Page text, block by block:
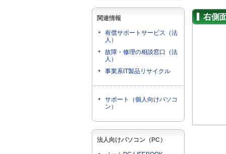
関連情報
有償サポートサービス（法
人）
故障・修理の相談窓口（法
人）
事業系IT製品リサイクル
サポート（個人向けパソコ
ン）
法人向けパソコン（PC）
右側